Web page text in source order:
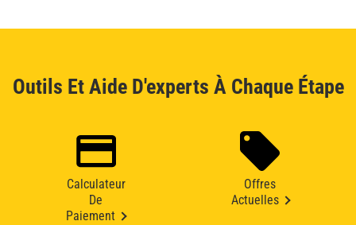
Outils Et Aide D'experts À Chaque Étape
Calculateur
De
Paiement
Offres
Actuelles